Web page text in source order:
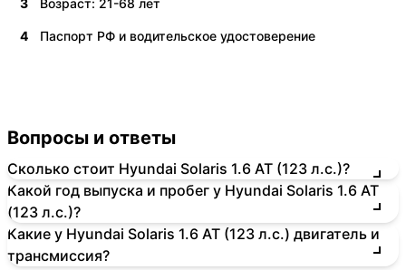
4 Паспорт РФ и водительское удостоверение
Вопросы и ответы
Сколько стоит Hyundai Solaris 1.6 AT (123 л.с.)?
Какой год выпуска и пробег у Hyundai Solaris 1.6 AT
(123 л.с.)?
Какие у Hyundai Solaris 1.6 AT (123 л.с.) двигатель и
трансмиссия?